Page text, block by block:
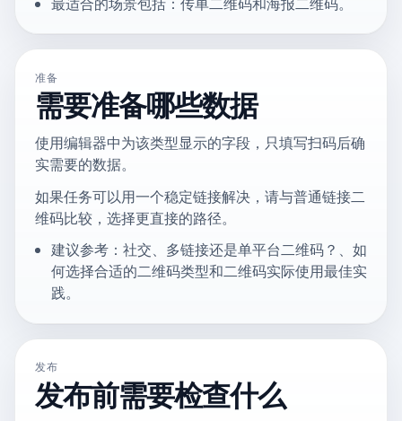
准备
需要准备哪些数据
使用编辑器中为该类型显示的字段，只填写扫码后确
实需要的数据。
如果任务可以用一个稳定链接解决，请与普通链接二
维码比较，选择更直接的路径。
建议参考：社交、多链接还是单平台二维码？、如
何选择合适的二维码类型和二维码实际使用最佳实
践。
发布
发布前需要检查什么